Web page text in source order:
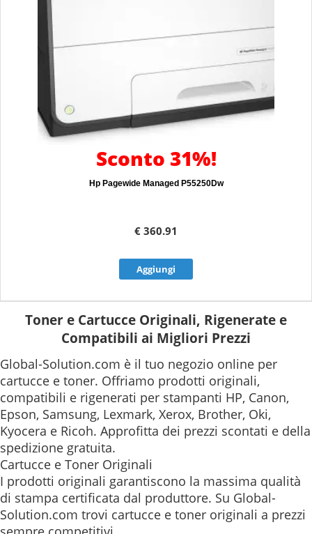
Sconto 31%!
Hp Pagewide Managed P55250Dw
€ 360.91
Aggiungi
Toner e Cartucce Originali, Rigenerate e
Compatibili ai Migliori Prezzi
Global-Solution.com è il tuo negozio online per
cartucce e toner. Offriamo prodotti originali,
compatibili e rigenerati per stampanti HP, Canon,
Epson, Samsung, Lexmark, Xerox, Brother, Oki,
Kyocera e Ricoh. Approfitta dei prezzi scontati e della
spedizione gratuita.
Cartucce e Toner Originali
I prodotti originali garantiscono la massima qualità
di stampa certificata dal produttore. Su Global-
Solution.com trovi cartucce e toner originali a prezzi